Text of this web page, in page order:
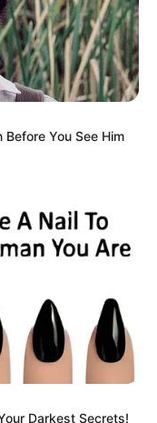
MODEL
SELEBGRAM
You See Him
Darkest Secrets!